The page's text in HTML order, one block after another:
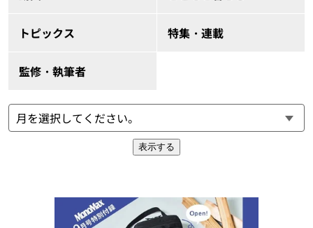
トピックス 特集・連載
監修・執筆者
表示する